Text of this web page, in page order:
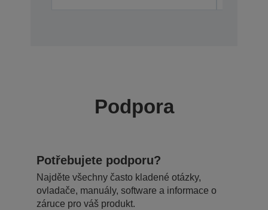
Podpora
Potřebujete podporu?
Najděte všechny často kladené otázky,
ovladače, manuály, software a informace o
záruce pro váš produkt.